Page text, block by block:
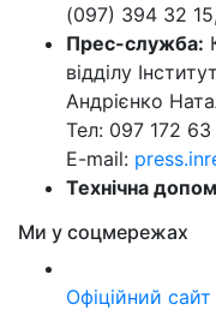
(097) 394 32
Прес-служба:
відділу
Андрієнко
Тел: 097 172
E-mail:
Технічна
Ми у соцмережах
Офіційний сайт